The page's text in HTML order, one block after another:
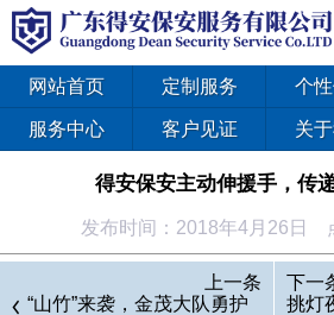
网站首页 定制服务 个
服务中心 客户见证 关
得安保安主动伸援手，传
发布时间：2018年4月26日
2018年4月22日是个平凡的日子，
城新桂路却发生了一件不寻常的事情。
上一条
“山竹”来袭，金茂大队勇护
下一
挑灯